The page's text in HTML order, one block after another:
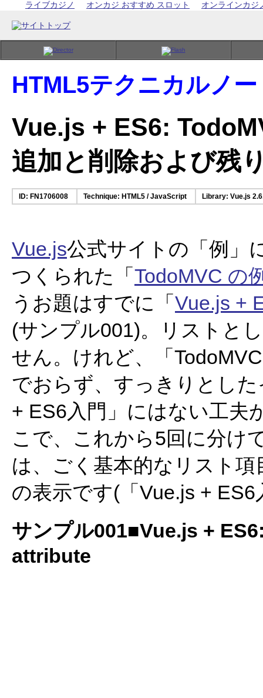
ライブカジノ オンカジ おすすめ スロット オンラインカジ
HTML5テクニカルノー
Vue.js + ES6:
追加と削除および残
ID: FN1706008 Technique: HTML5 / JavaScript Library: Vue.js
Vue.js公式サイトの「例」
つくられた「 TodoMVC の
うお題はすでに「 Vue.js +
(サンプル001)。リストと
せん。けれど、「
でおらず、すっきりとし
+ ES6入門」にはない工夫
こで、これから5回に分け
は、ごく基本的なリスト
の表示です(「Vue.js +
サンプル001■Vue.js +
attribute